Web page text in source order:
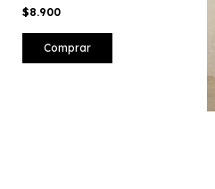
$8.900
Comprar